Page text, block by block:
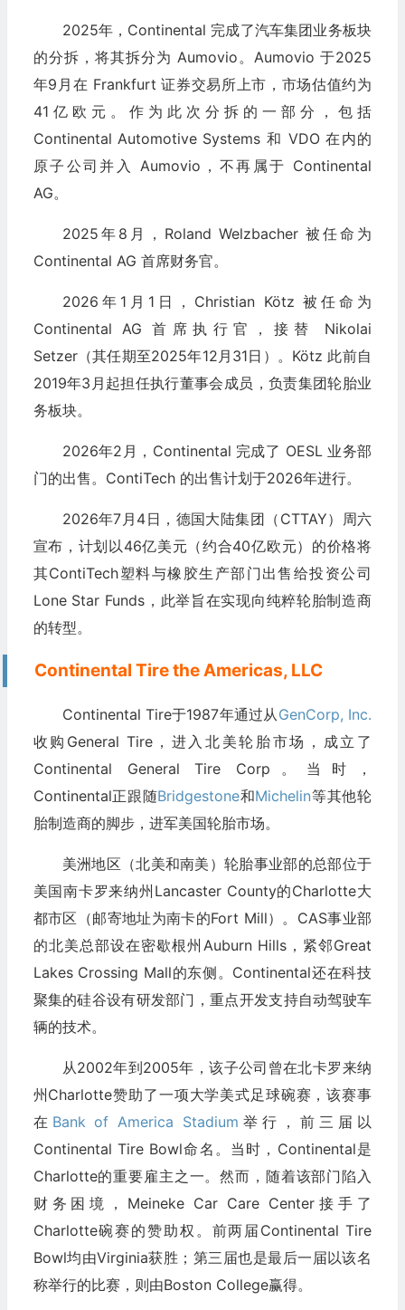
2025年，Continental 完成了汽车集团业务板块
的分拆，将其拆分为 Aumovio。Aumovio 于2025
年9月在 Frankfurt 证券交易所上市，市场估值约为
41亿欧元。作为此次分拆的一部分，包括
Continental Automotive Systems 和 VDO 在内的
原子公司并入 Aumovio，不再属于 Continental
AG。
2025年8月，Roland Welzbacher 被任命为
Continental AG 首席财务官。
2026年1月1日，Christian Kötz 被任命为
Continental AG 首席执行官，接替 Nikolai
Setzer（其任期至2025年12月31日）。Kötz 此前自
2019年3月起担任执行董事会成员，负责集团轮胎业
务板块。
2026年2月，Continental 完成了 OESL 业务部
门的出售。ContiTech 的出售计划于2026年进行。
2026年7月4日，德国大陆集团（CTTAY）周六
宣布，计划以46亿美元（约合40亿欧元）的价格将
其ContiTech塑料与橡胶生产部门出售给投资公司
Lone Star Funds，此举旨在实现向纯粹轮胎制造商
的转型。
Continental Tire the Americas, LLC
Continental Tire于1987年通过从GenCorp, Inc.
收购General Tire，进入北美轮胎市场，成立了
Continental General Tire Corp。当时，
Continental正跟随Bridgestone和Michelin等其他轮
胎制造商的脚步，进军美国轮胎市场。
美洲地区（北美和南美）轮胎事业部的总部位于
美国南卡罗来纳州Lancaster County的Charlotte大
都市区（邮寄地址为南卡的Fort Mill）。CAS事业部
的北美总部设在密歇根州Auburn Hills，紧邻Great
Lakes Crossing Mall的东侧。Continental还在科技
聚集的硅谷设有研发部门，重点开发支持自动驾驶车
辆的技术。
从2002年到2005年，该子公司曾在北卡罗来纳
州Charlotte赞助了一项大学美式足球碗赛，该赛事
在 Bank of America Stadium 举行，前三届以
Continental Tire Bowl命名。当时，Continental是
Charlotte的重要雇主之一。然而，随着该部门陷入
财务困境，Meineke Car Care Center接手了
Charlotte碗赛的赞助权。前两届Continental Tire
Bowl均由Virginia获胜；第三届也是最后一届以该名
称举行的比赛，则由Boston College赢得。